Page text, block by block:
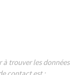
trouver les données